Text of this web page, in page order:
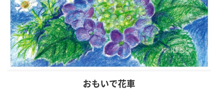
おもいで花車